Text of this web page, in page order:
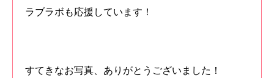
ラブラボも応援しています！
すてきなお写真、ありがとうございました！